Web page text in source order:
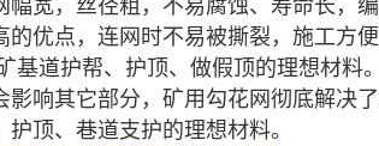
幅宽，丝径粗，不易腐蚀、寿命长，
优点，连网时不易被撕裂，施工方便
基道护帮、护顶、做假顶的理想材料
影响其它部分，矿用勾花网彻底解决
顶、巷道支护的理想材料。